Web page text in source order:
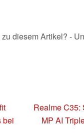
diesem Artikel? -
bei
Realme C35:
MP AI